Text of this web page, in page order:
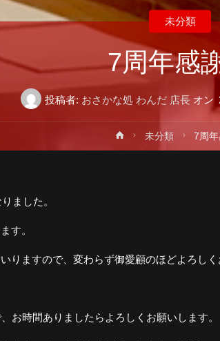
キ
ッ
7周年感
投稿者: おさかな処 わんだ 店長 オン
未分類
ホ
ー
未分類 7周
ました。
す。
りますので、変わらず御愛顧のほどよろしく
お時間ありましたらよろしくお願いします。